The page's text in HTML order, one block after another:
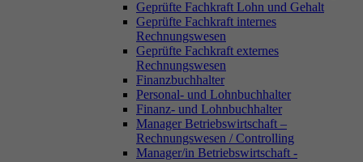
Geprüfte Fachkraft Lohn und Gehalt
Geprüfte Fachkraft internes
Rechnungswesen
Geprüfte Fachkraft externes
Rechnungswesen
Finanzbuchhalter
Personal- und Lohnbuchhalter
Finanz- und Lohnbuchhalter
Manager Betriebswirtschaft –
Rechnungswesen / Controlling
Manager/in Betriebswirtschaft -